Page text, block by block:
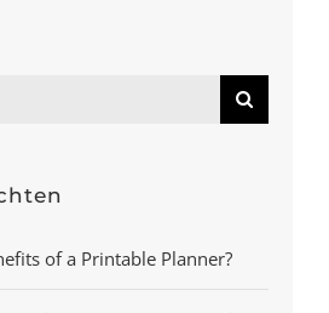
of a Printable Planner?